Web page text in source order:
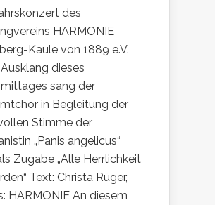
des
HARMONIE
Kaule von 1889 e.V.
dieses
sang der
in Begleitung der
Stimme der
„Panis angelicus“
Zugabe „Alle Herrlichkeit
Text: Christa Rüger,
HARMONIE An diesem